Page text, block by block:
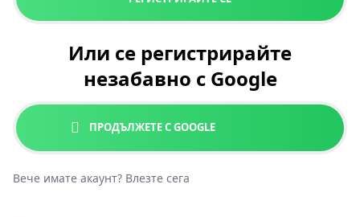
Или се регистрирайте
незабавно с Google
ПРОДЪЛЖЕТЕ С GOOGLE
Вече имате акаунт? Влезте сега